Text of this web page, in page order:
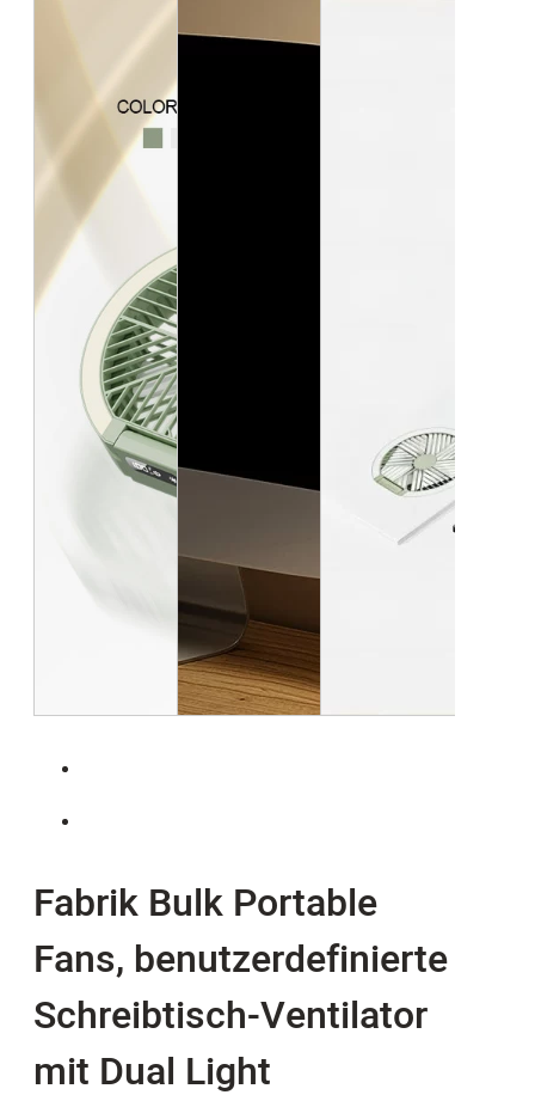
Fabrik Bulk Portable
Fans, benutzerdefinierte
Schreibtisch-Ventilator
mit Dual Light